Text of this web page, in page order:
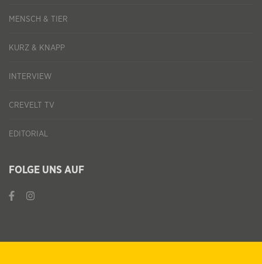
MENSCH & TIER
KURZ & KNAPP
INTERVIEW
CREVELT TV
EDITORIAL
FOLGE UNS AUF